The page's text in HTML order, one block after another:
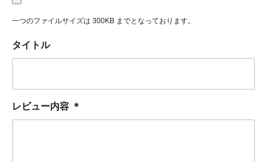
一つのファイルサイズは 300KB までとなっております。
タイトル
レビュー内容 ＊